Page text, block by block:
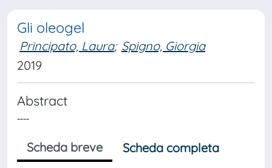
Gli oleogel
Principato, Laura; Spigno, Giorgia
2019
Abstract
----
Scheda breve
Scheda completa